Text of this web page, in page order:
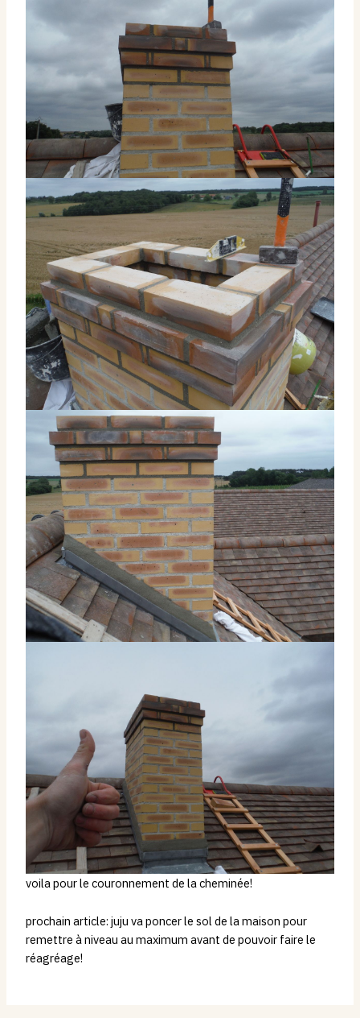
voila pour le couronnement de la cheminée!
prochain article: juju va poncer le sol de la maison pour
remettre à niveau au maximum avant de pouvoir faire le
réagréage!